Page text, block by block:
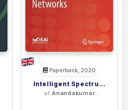
Paperback, 2020
Intelligent Spectrum
Handovers In
af Anandakumar